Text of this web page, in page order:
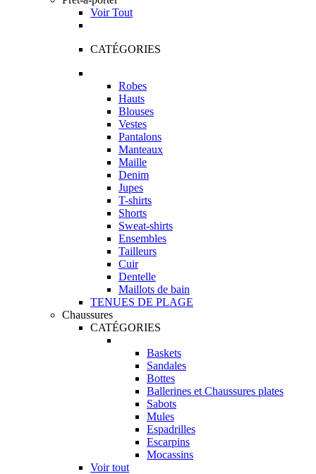
Voir Tout
CATÉGORIES
Robes
Hauts
Blouses
Vestes
Pantalons
Manteaux
Maille
Denim
Jupes
T-shirts
Shorts
Sweat-shirts
Ensembles
Tailleurs
Cuir
Dentelle
Maillots de bain
TENUES DE PLAGE
Chaussures
CATÉGORIES
Baskets
Sandales
Bottes
Ballerines et Chaussures plates
Sabots
Mules
Espadrilles
Escarpins
Mocassins
Voir tout